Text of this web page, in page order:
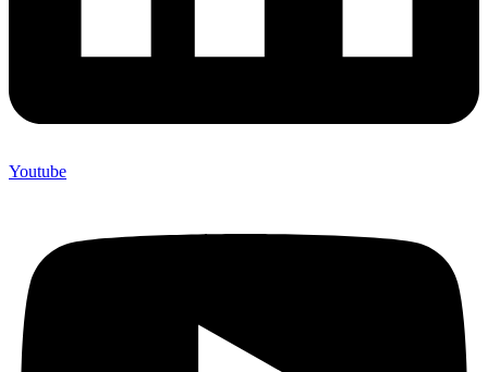
Youtube